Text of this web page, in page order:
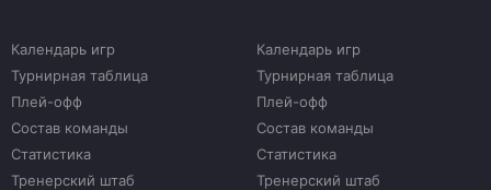
Календарь игр
Турнирная таблица
Плей-офф
Состав команды
Статистика
Тренерский штаб
Календарь игр
Турнирная таблица
Плей-офф
Состав команды
Статистика
Тренерский штаб